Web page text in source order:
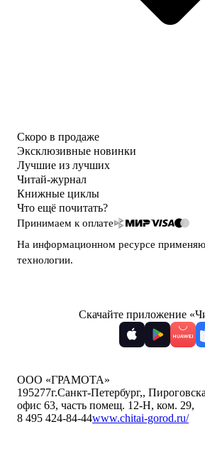
Скоро в продаже
Эксклюзивные новинки
Лучшие из лучших
Читай-журнал
Книжные циклы
Что ещё почитать?
Принимаем к оплате
На информационном ресурсе
технологии.
Скачайте приложение
ООО «ГРАМОТА»
195277г.Санкт-Петербург,,
офис 63, часть помещ. 12-Н, ком. 29,
8 495 424-84-44www.chitai-gorod.ru/